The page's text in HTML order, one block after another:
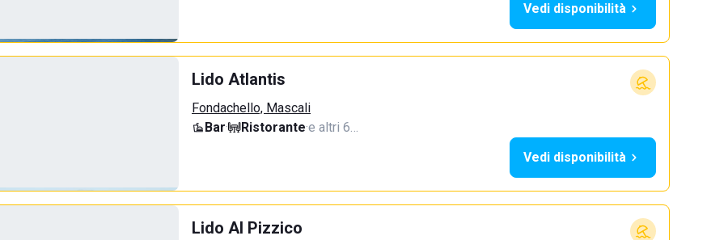
Vedi disponibilità
Lido Atlantis
Fondachello, Mascali
Bar· Ristorante·e altri 6…
Vedi disponibilità
Lido Al Pizzico